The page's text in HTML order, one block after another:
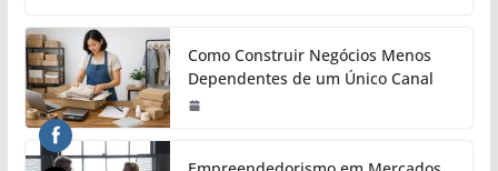
Como Construir Negócios Menos
Dependentes de um Único Canal